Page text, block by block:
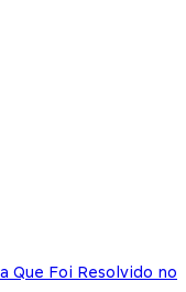
Que Foi Resolvido no